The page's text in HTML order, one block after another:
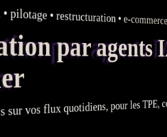
•pilotage• restructuration• e-commerce
par agents
sur vos fluxquotidiens, pour lesTPE ,